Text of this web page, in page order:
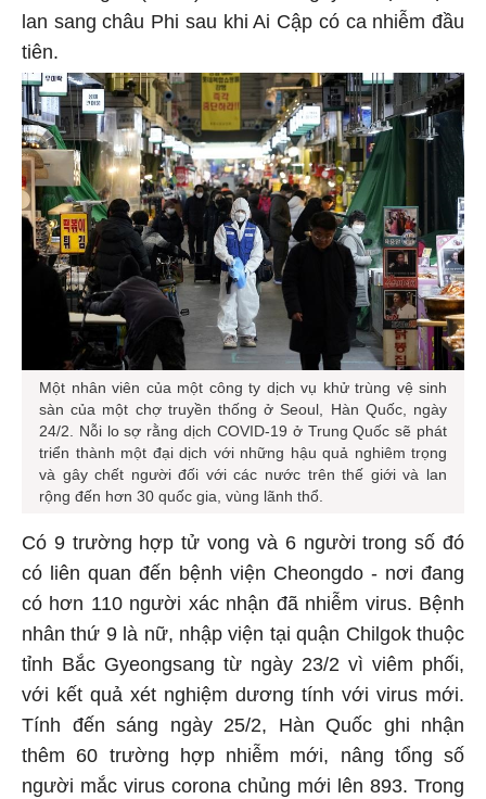
lan sang châu Phi sau khi Ai Cập có ca nhiễm đầu
tiên.
Một nhân viên của một công ty dịch vụ khử trùng vệ sinh
sàn của một chợ truyền thống ở Seoul, Hàn Quốc, ngày
24/2. Nỗi lo sợ rằng dịch COVID-19 ở Trung Quốc sẽ phát
triển thành một đại dịch với những hậu quả nghiêm trọng
và gây chết người đối với các nước trên thế giới và lan
rộng đến hơn 30 quốc gia, vùng lãnh thổ.
Có 9 trường hợp tử vong và 6 người trong số đó
có liên quan đến bệnh viện Cheongdo - nơi đang
có hơn 110 người xác nhận đã nhiễm virus. Bệnh
nhân thứ 9 là nữ, nhập viện tại quận Chilgok thuộc
tỉnh Bắc Gyeongsang từ ngày 23/2 vì viêm phối,
với kết quả xét nghiệm dương tính với virus mới.
Tính đến sáng ngày 25/2, Hàn Quốc ghi nhận
thêm 60 trường hợp nhiễm mới, nâng tổng số
người mắc virus corona chủng mới lên 893. Trong